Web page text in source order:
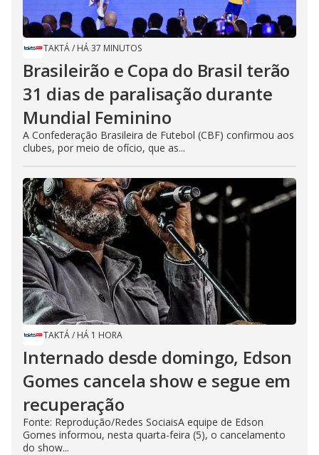
TAKTÁ/ HÁ 37 MINUTOS
Brasileirão e Copa do Brasil terão
31 dias de paralisação durante
Mundial Feminino
A Confederação Brasileira de Futebol (CBF) confirmou aos
clubes, por meio de ofício, que as...
TAKTÁ/ HÁ 1 HORA
Internado desde domingo, Edson
Gomes cancela show e segue em
recuperação
Fonte: Reprodução/Redes SociaisA equipe de Edson
Gomes informou, nesta quarta-feira (5), o cancelamento
do show...